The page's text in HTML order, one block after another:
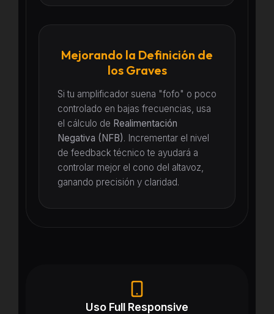
Mejorando la Definición de
los Graves
Si tu amplificador suena "fofo" o poco
controlado en bajas frecuencias, usa
el cálculo de Realimentación
Negativa (NFB). Incrementar el nivel
de feedback técnico te ayudará a
controlar mejor el cono del altavoz,
ganando precisión y claridad.
Uso Full Responsive